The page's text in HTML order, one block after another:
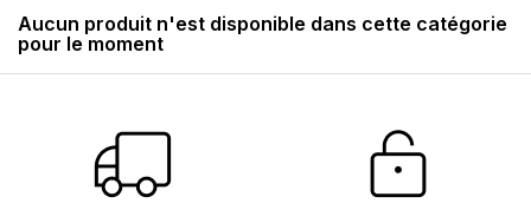
Aucun produit n'est disponible dans cette catégorie
pour le moment